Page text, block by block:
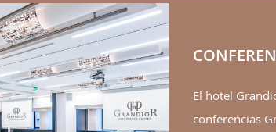
El hotel
conferencias